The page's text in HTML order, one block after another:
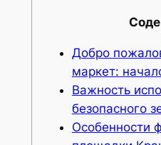
Добро
маркет:
Важность
безопасного
Особенности